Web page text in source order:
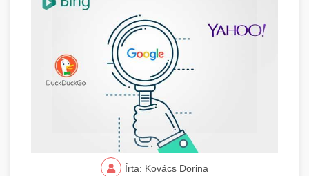
Írta: Kovács Dorina